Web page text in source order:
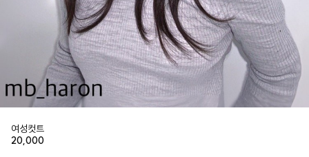
여성컷트
20,000